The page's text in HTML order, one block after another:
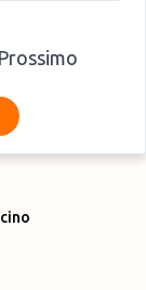
Prossimo